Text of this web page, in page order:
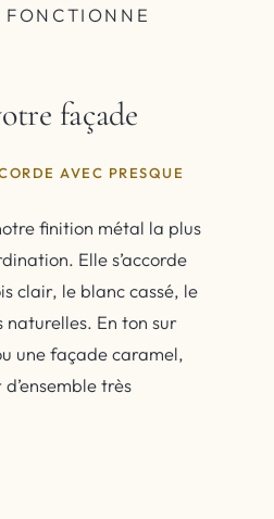
façade
AVEC PRESQUE
finition métal la plus
Elle s’accorde
clair, le blanc cassé, le
En ton sur
une façade caramel,
très